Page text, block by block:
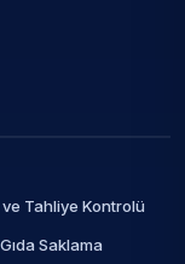
ve Tahliye Kontrolü
Saklama